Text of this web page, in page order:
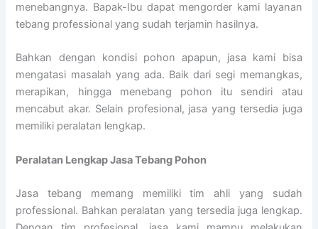
menebangnya. Bapak-Ibu dapat mengorder kami layanan
tebang professional yang sudah terjamin hasilnya.
Bahkan dengan kondisi pohon apapun, jasa kami bisa
mengatasi masalah yang ada. Baik dari segi memangkas,
merapikan, hingga menebang pohon itu sendiri atau
mencabut akar. Selain profesional, jasa yang tersedia juga
memiliki peralatan lengkap.
Peralatan Lengkap Jasa Tebang Pohon
Jasa tebang memang memiliki tim ahli yang sudah
professional. Bahkan peralatan yang tersedia juga lengkap.